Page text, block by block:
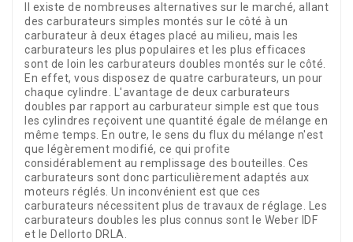
Il existe de nombreuses alternatives sur le marché, allant
des carburateurs simples montés sur le côté à un
carburateur à deux étages placé au milieu, mais les
carburateurs les plus populaires et les plus efficaces
sont de loin les carburateurs doubles montés sur le côté.
En effet, vous disposez de quatre carburateurs, un pour
chaque cylindre. L'avantage de deux carburateurs
doubles par rapport au carburateur simple est que tous
les cylindres reçoivent une quantité égale de mélange en
même temps. En outre, le sens du flux du mélange n'est
que légèrement modifié, ce qui profite
considérablement au remplissage des bouteilles. Ces
carburateurs sont donc particulièrement adaptés aux
moteurs réglés. Un inconvénient est que ces
carburateurs nécessitent plus de travaux de réglage. Les
carburateurs doubles les plus connus sont le Weber IDF
et le Dellorto DRLA.